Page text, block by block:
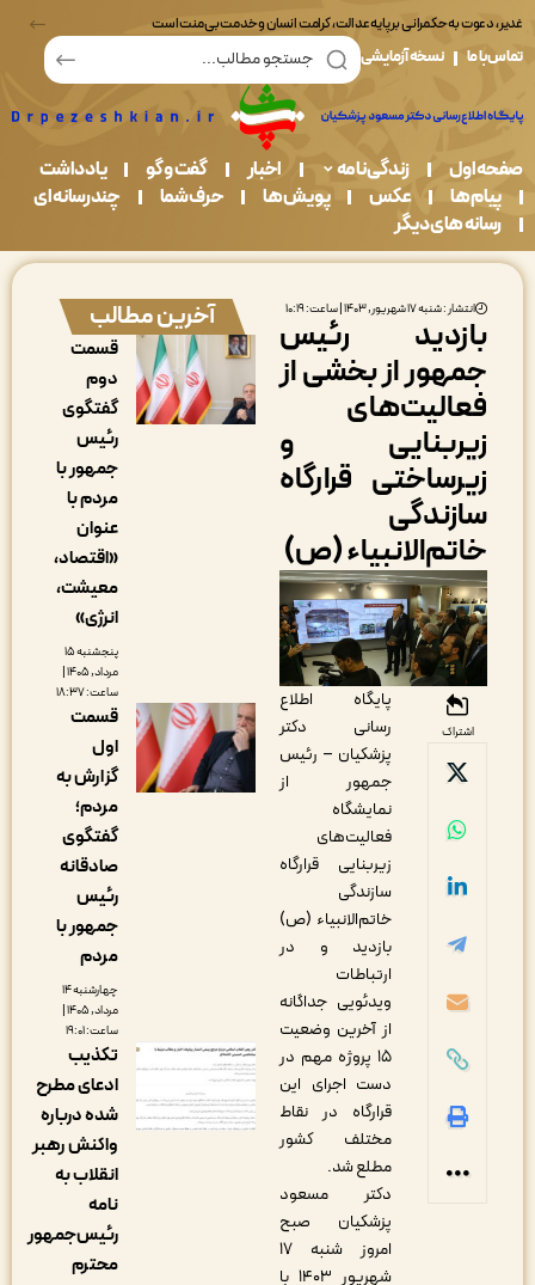
به حکمرانی بر پایه عدالت، کرامت انسان و خدمت بی‌منت است
نسخه آزمایشی
زندگی نامه اخبار گفت و گو
یادداشت
ها
عکس پویش ها حرف شما
چندرسانه ای
های دیگر
انتشار : شنبه ۱۷ شهریور, ۱۴۰۳ | ساعت: ۱۰:۱۹
رئیس
از بخشی از
و
قرارگاه
(ص)
پایگاه اطلاع
رسانی دکتر
پزشکیان – رئیس
جمهور از
نمایشگاه
فعالیت‌های
زیربنایی قرارگاه
سازندگی
خاتم‌الانبیاء (ص)
بازدید و در
ارتباطات
ویدئویی جداگانه
از آخرین وضعیت
۱۵ پروژه مهم در
دست اجرای این
قرارگاه در نقاط
مختلف کشور
مطلع شد.
دکتر مسعود
پزشکیان صبح
امروز شنبه ۱۷
شهریور ۱۴۰۳ با
آخرین مطالب
قسمت
دوم
گفتگوی
جمهور با
«اقتصاد،
معیشت،
پنجشنبه ۱۵
مرداد, ۱۴۰۵ |
قسمت
اول
گزارش به
گفتگوی
صادقانه
جمهور با
چهارشنبه ۱۴
مرداد, ۱۴۰۵ |
تکذیب
ادعای مطرح
شده درباره
واکنش رهبر
انقلاب به
رئیس‌جمهور